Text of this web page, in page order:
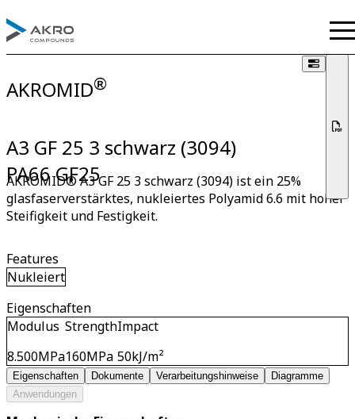
AKROMID®
A3 GF 25 3 schwarz (3094)
PA66 GF25
AKROMID® A3 GF 25 3 schwarz (3094) ist ein 25%
glasfaserverstärktes, nukleiertes Polyamid 6.6 mit hoher
Steifigkeit und Festigkeit.
Features
Nukleiert
Eigenschaften
Modulus
8.500MPa
Strength
160MPa
Impact
50kJ/m²
Eigenschaften Dokumente Verarbeitungshinweise
Diagramme
Anwendungen